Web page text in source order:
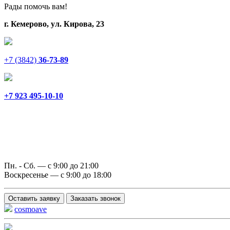
Рады помочь вам!
г. Кемерово, ул. Кирова, 23
+7 (3842) 36-73-89
+7 923 495-10-10
Пн. - Сб. — с 9:00 до 21:00
Воскресенье — с 9:00 до 18:00
Оставить заявку Заказать звонок
cosmoave